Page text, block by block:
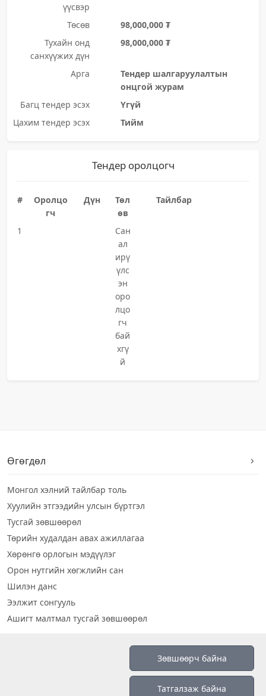
үүсвэр
Төсөв
98,000,000 ₮
Тухайн онд
санхүүжих дүн
98,000,000 ₮
Арга
Тендер шалгаруулалтын
онцгой журам
Багц тендер эсэх
Үгүй
Цахим тендер эсэх
Тийм
Тендер оролцогч
#
Оролцо
гч
Дүн
Төл
өв
Тайлбар
1
Сан
ал
ирү
үлс
эн
оро
лцо
гч
бай
хгү
й
Өгөгдөл
Монгол хэлний тайлбар толь
Хуулийн этгээдийн улсын бүртгэл
Тусгай зөвшөөрөл
Төрийн худалдан авах ажиллагаа
Хөрөнгө орлогын мэдүүлэг
Орон нутгийн хөгжлийн сан
Шилэн данс
Ээлжит сонгууль
Ашигт малтмал тусгай зөвшөөрөл
Зөвшөөрч байна
Татгалзаж байна